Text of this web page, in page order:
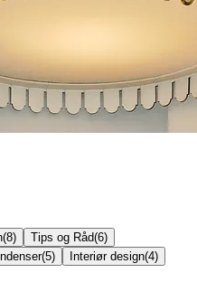
(8) Tips og Råd(6)
(5) Interiør design(4)